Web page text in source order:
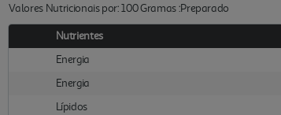
Valores Nutricionais por: 100 Gramas :Preparado
Nutrientes
Energia
Energia
Lípidos